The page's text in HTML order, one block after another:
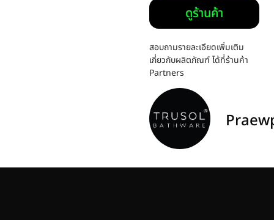
ดูร้านค้า
สอบถามรายละเอียดเพิ่มเติม
เกี่ยวกับผลิตภัณฑ์ ได้ที่ร้านค้า
Partners